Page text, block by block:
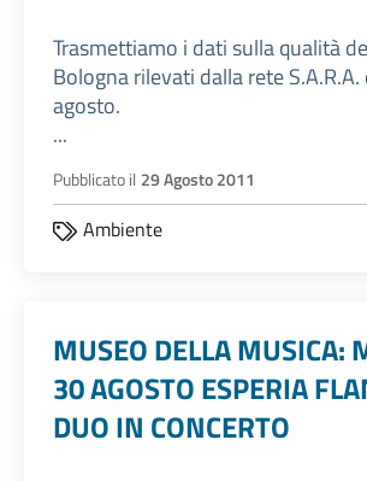
Trasmettiamo i dati sulla qualità
Bologna rilevati dalla rete
agosto.
...
Pubblicato il 29 Agosto 2011
Ambiente
MUSEO DELLA MUSICA:
30 AGOSTO ESPERIA
DUO IN CONCERTO